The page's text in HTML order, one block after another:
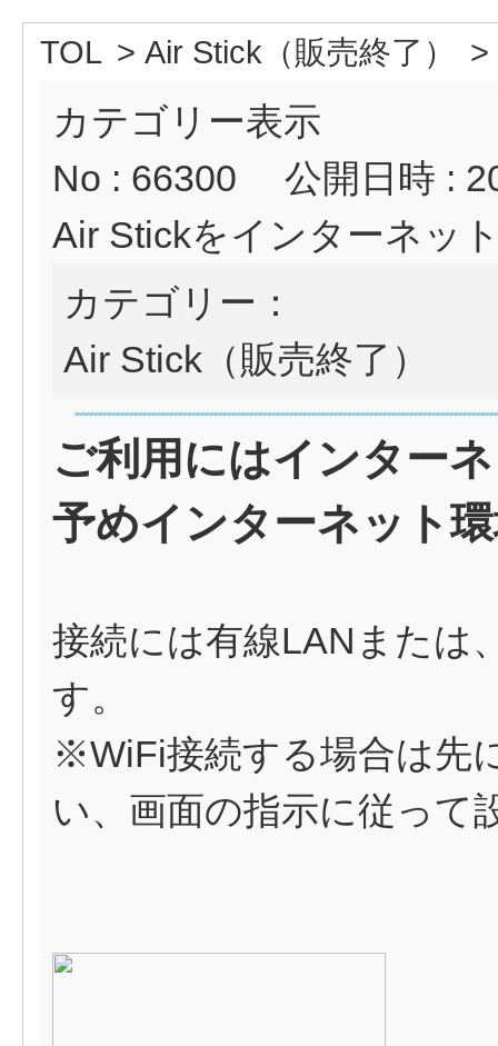
TOL > Air Stick（販売終了） >
カテゴリー表示
No : 66300
公開日時 :
Air Stickをインターネッ
カテゴリー：
Air Stick（販売終了）
ご利用にはインター
予めインターネット
接続には有線LANまたは
す。
※WiFi接続する場合は先
い、画面の指示に従って